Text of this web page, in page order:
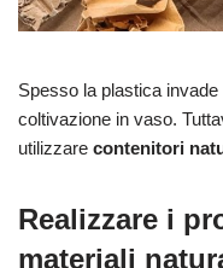
Spesso la plastica
coltivazione in vaso.
utilizzare contenitori
Realizzare i
materiali